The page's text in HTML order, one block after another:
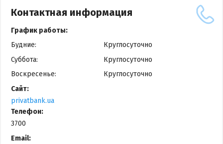
Контактная информация
График работы:
Будние:
Круглосуточно
Суббота:
Круглосуточно
Воскресенье:
Круглосуточно
Сайт:
privatbank.ua
Телефон:
3700
Email: